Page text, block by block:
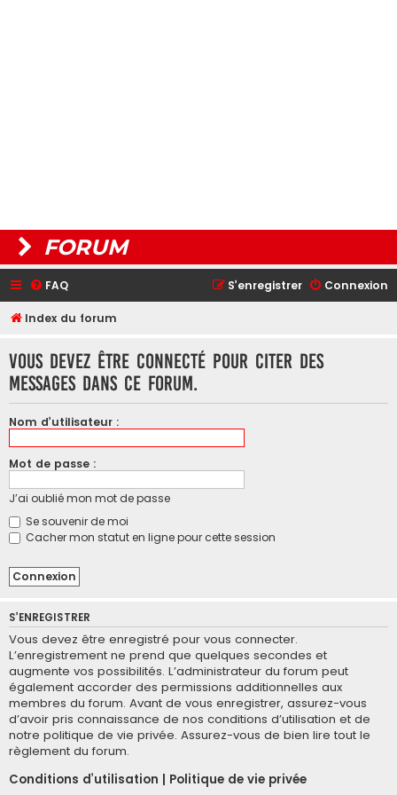
FORUM
FAQ Connexion
S’enregistrer
Index du forum
Vous devez être connecté pour citer des
messages dans ce forum.
Nom d’utilisateur :
Mot de passe :
J’ai oublié mon mot de passe
Se souvenir de moi
Cacher mon statut en ligne pour cette session
S’ENREGISTRER
Vous devez être enregistré pour vous connecter.
L’enregistrement ne prend que quelques secondes et
augmente vos possibilités. L’administrateur du forum peut
également accorder des permissions additionnelles aux
membres du forum. Avant de vous enregistrer, assurez-vous
d’avoir pris connaissance de nos conditions d’utilisation et de
notre politique de vie privée. Assurez-vous de bien lire tout le
règlement du forum.
Conditions d’utilisation | Politique de vie privée